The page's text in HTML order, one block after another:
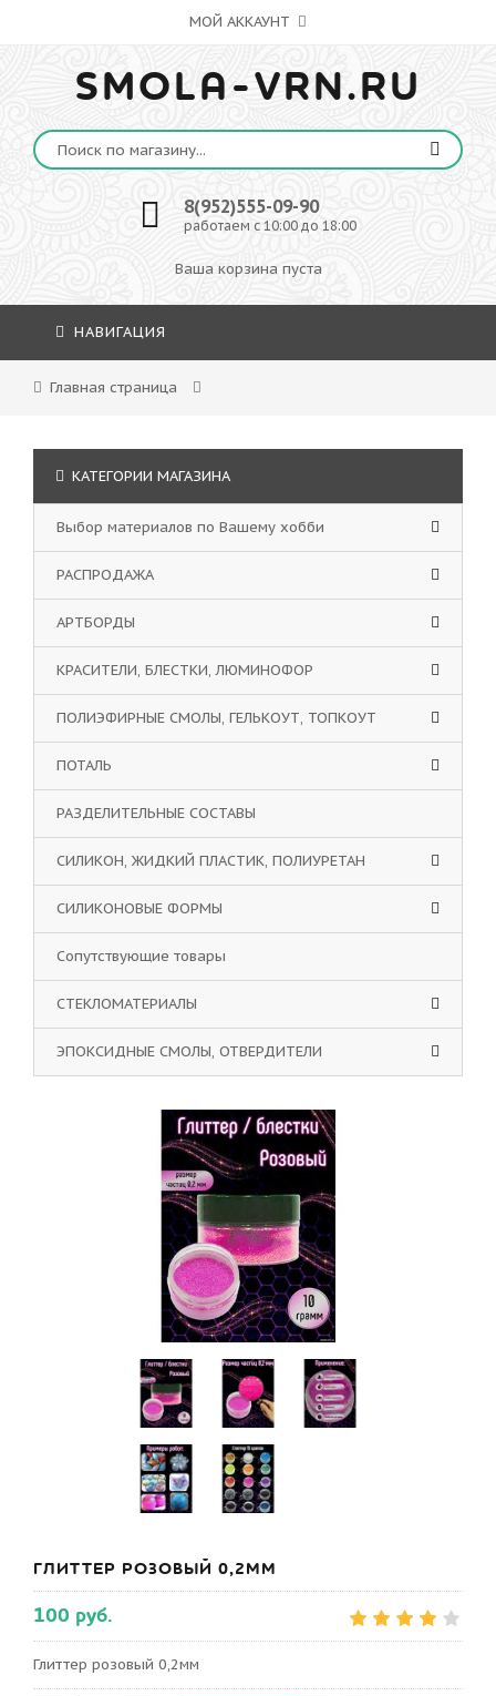
МОЙ АККАУНТ
SMOLA-VRN.RU
8(952)555-09-90
работаем с 10:00 до 18:00
Ваша корзина пуста
НАВИГАЦИЯ
Главная страница
КАТЕГОРИИ МАГАЗИНА
Выбор материалов по Вашему хобби
РАСПРОДАЖА
АРТБОРДЫ
КРАСИТЕЛИ, БЛЕСТКИ, ЛЮМИНОФОР
ПОЛИЭФИРНЫЕ СМОЛЫ, ГЕЛЬКОУТ, ТОПКОУТ
ПОТАЛЬ
РАЗДЕЛИТЕЛЬНЫЕ СОСТАВЫ
СИЛИКОН, ЖИДКИЙ ПЛАСТИК, ПОЛИУРЕТАН
СИЛИКОНОВЫЕ ФОРМЫ
Сопутствующие товары
СТЕКЛОМАТЕРИАЛЫ
ЭПОКСИДНЫЕ СМОЛЫ, ОТВЕРДИТЕЛИ
ГЛИТТЕР РОЗОВЫЙ 0,2ММ
100 руб.
Глиттер розовый 0,2мм